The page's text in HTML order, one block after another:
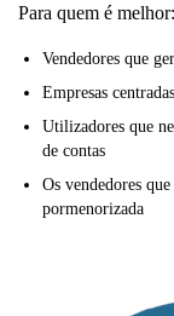
Para quem é melhor:
Vendedores que
Empresas
Utilizadores que
de contas
Os vendedores
pormenorizada